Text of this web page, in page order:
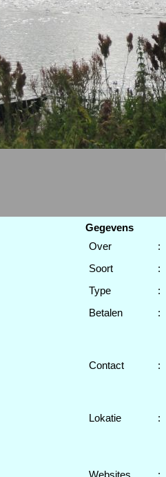
Gegevens
Over
:
Soort
:
Type
:
Betalen
:
Contact
:
Lokatie :
Websites :